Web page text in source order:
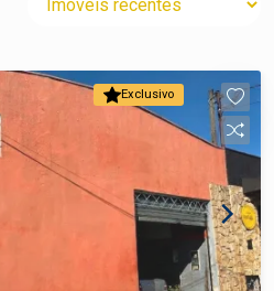
Exclusivo